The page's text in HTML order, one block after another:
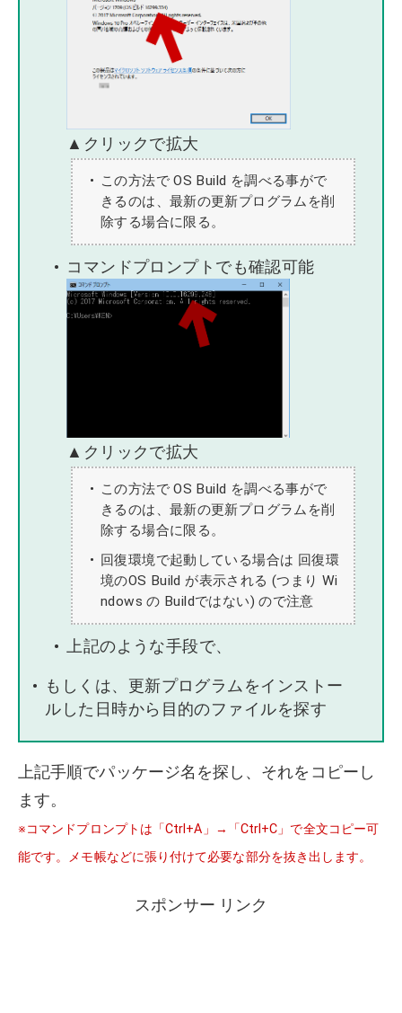
▲クリックで拡大
この方法で OS Build を調べる事がで
きるのは、最新の更新プログラムを削
除する場合に限る。
コマンドプロンプトでも確認可能
▲クリックで拡大
この方法で OS Build を調べる事がで
きるのは、最新の更新プログラムを削
除する場合に限る。
回復環境で起動している場合は 回復環
境のOS Build が表示される (つまり Wi
ndows の Buildではない) ので注意
上記のような手段で、
もしくは、更新プログラムをインストー
ルした日時から目的のファイルを探す
上記手順でパッケージ名を探し、それをコピーし
ます。
※コマンドプロンプトは「Ctrl+A」→「Ctrl+C」で全文コピー可
能です。メモ帳などに張り付けて必要な部分を抜き出します。
スポンサー リンク